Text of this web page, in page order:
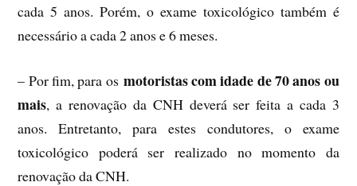
cada 5 anos. Porém, o exame toxicológico também é
necessário a cada 2 anos e 6 meses.
– Por fim, para os motoristas com idade de 70 anos ou
mais, a renovação da CNH deverá ser feita a cada 3
anos. Entretanto, para estes condutores, o exame
toxicológico poderá ser realizado no momento da
renovação da CNH.